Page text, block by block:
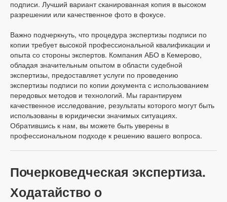
подписи. Лучший вариант сканированная копия в высоком
разрешении или качественное фото в фокусе.
Важно подчеркнуть, что процедура экспертизы подписи по
копии требует высокой профессиональной квалификации и
опыта со стороны экспертов. Компания АБО в Кемерово,
обладая значительным опытом в области судебной
экспертизы, предоставляет услуги по проведению
экспертизы подписи по копии документа с использованием
передовых методов и технологий. Мы гарантируем
качественное исследование, результаты которого могут быть
использованы в юридически значимых ситуациях.
Обратившись к нам, вы можете быть уверены в
профессиональном подходе к решению вашего вопроса.
Почерковедческая экспертиза.
Ходатайство о